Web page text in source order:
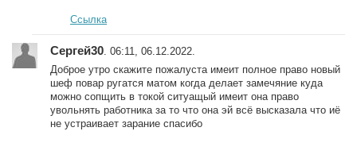
Ссылка
Сергей30 . 06:11, 06.12.2022.
Доброе утро скажите пожалуста имеит полное право новый
шеф повар ругатся матом когда делает замечяние куда
можно сопщить в токой ситуащый имеит она право
увольнять работника за то что она эй всё высказала что иё
не устраивает зарание спасибо